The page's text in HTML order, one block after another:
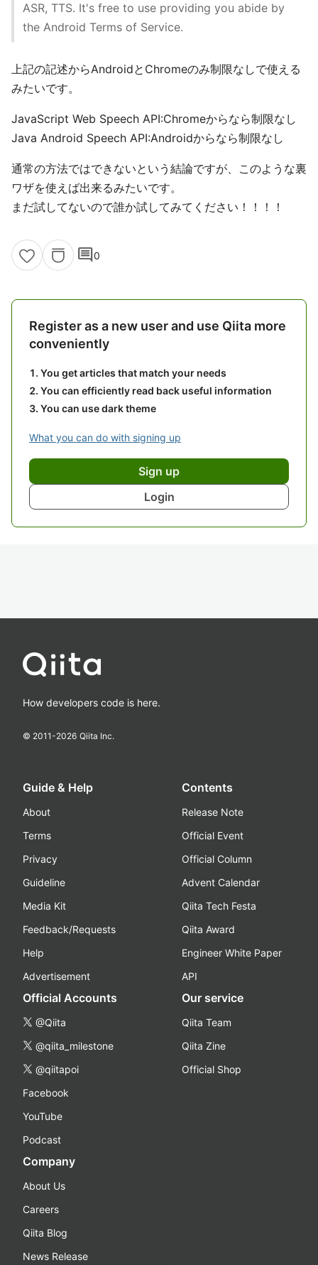
ASR, TTS. It's free to use providing you abide by
the Android Terms of Service.
上記の記述からAndroidとChromeのみ制限なしで使える
みたいです。
JavaScript Web Speech API:Chromeからなら制限なし
Java Android Speech API:Androidからなら制限なし
通常の方法ではできないという結論ですが、このような裏
ワザを使えば出来るみたいです。
まだ試してないので誰か試してみてください！！！！
comment0
Register as a new user and use Qiita more
conveniently
You get articles that match your needs
You can efficiently read back useful information
You can use dark theme
What you can do with signing up
Sign up
Login
How developers code is here.
© 2011-2026 Qiita Inc.
Guide & Help
About
Terms
Privacy
Guideline
Media Kit
Feedback/Requests
Help
Advertisement
Contents
Release Note
Official Event
Official Column
Advent Calendar
Qiita Tech Festa
Qiita Award
Engineer White Paper
API
Official Accounts
@Qiita
@qiita_milestone
@qiitapoi
Facebook
YouTube
Podcast
Our service
Qiita Team
Qiita Zine
Official Shop
Company
About Us
Careers
Qiita Blog
News Release